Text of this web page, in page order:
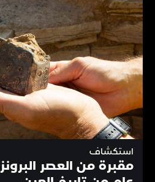
استكشاف
مقبرة من العصر